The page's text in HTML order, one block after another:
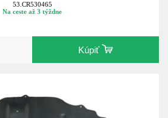
53.CR530465
Na ceste až 3 týždne
Kúpiť